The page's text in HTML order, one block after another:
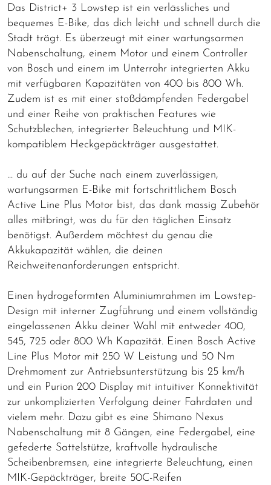
Das District+ 3 Lowstep ist ein verlässliches und
bequemes E-Bike, das dich leicht und schnell durch die
Stadt trägt. Es überzeugt mit einer wartungsarmen
Nabenschaltung, einem Motor und einem Controller
von Bosch und einem im Unterrohr integrierten Akku
mit verfügbaren Kapazitäten von 400 bis 800 Wh.
Zudem ist es mit einer stoßdämpfenden Federgabel
und einer Reihe von praktischen Features wie
Schutzblechen, integrierter Beleuchtung und MIK-
kompatiblem Heckgepäckträger ausgestattet.
… du auf der Suche nach einem zuverlässigen,
wartungsarmen E-Bike mit fortschrittlichem Bosch
Active Line Plus Motor bist, das dank massig Zubehör
alles mitbringt, was du für den täglichen Einsatz
benötigst. Außerdem möchtest du genau die
Akkukapazität wählen, die deinen
Reichweitenanforderungen entspricht.
Einen hydrogeformten Aluminiumrahmen im Lowstep-
Design mit interner Zugführung und einem vollständig
eingelassenen Akku deiner Wahl mit entweder 400,
545, 725 oder 800 Wh Kapazität. Einen Bosch Active
Line Plus Motor mit 250 W Leistung und 50 Nm
Drehmoment zur Antriebsunterstützung bis 25 km/h
und ein Purion 200 Display mit intuitiver Konnektivität
zur unkomplizierten Verfolgung deiner Fahrdaten und
vielem mehr. Dazu gibt es eine Shimano Nexus
Nabenschaltung mit 8 Gängen, eine Federgabel, eine
gefederte Sattelstütze, kraftvolle hydraulische
Scheibenbremsen, eine integrierte Beleuchtung, einen
MIK-Gepäckträger, breite 50C-Reifen